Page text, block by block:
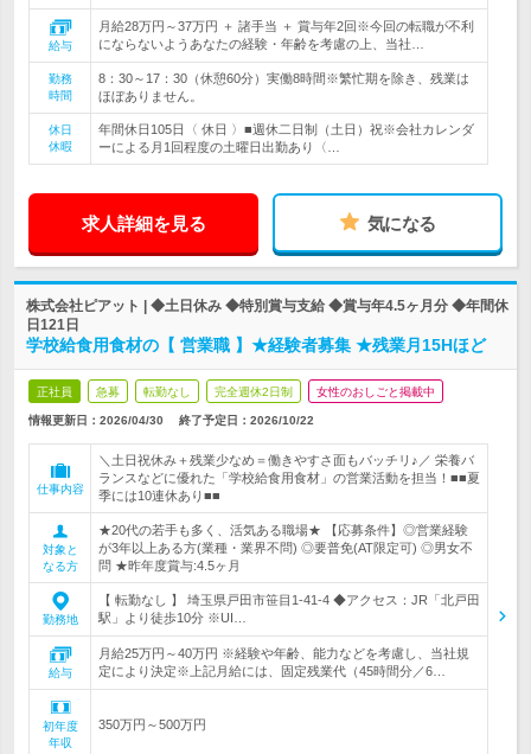
給与
月給28万円～37万円 ＋ 諸手当 ＋ 賞与年2回※今回の転職が不利
にならないようあなたの経験・年齢を考慮の上、当社…
勤務
時間
8：30～17：30（休憩60分）実働8時間※繁忙期を除き、残業は
ほぼありません。
休日
休暇
年間休日105日〈 休日 〉■週休二日制（土日）祝※会社カレンダ
ーによる月1回程度の土曜日出勤あり〈…
求人詳細を見る 気になる
株式会社ピアット | ◆土日休み ◆特別賞与支給 ◆賞与年4.5ヶ月分 ◆年間休
日121日
学校給食用食材の【 営業職 】★経験者募集 ★残業月15Hほど
正社員 急募 転勤なし 完全週休2日制 女性のおしごと掲載中
情報更新日：2026/04/30 終了予定日： 2026/10/22
仕事内容
＼土日祝休み＋残業少なめ＝働きやすさ面もバッチリ♪／ 栄養バ
ランスなどに優れた「学校給食用食材」の営業活動を担当！■■夏
季には10連休あり■■
対象と
なる方
★20代の若手も多く、活気ある職場★ 【応募条件】◎営業経験
が3年以上ある方(業種・業界不問) ◎要普免(AT限定可) ◎男女不
問 ★昨年度賞与:4.5ヶ月
勤務地
【 転勤なし 】 埼玉県戸田市笹目1-41-4 ◆アクセス：JR「北戸田
駅」より徒歩10分 ※UI…
給与
月給25万円～40万円 ※経験や年齢、能力などを考慮し、当社規
定により決定※上記月給には、固定残業代（45時間分／6…
初年度
年収
350万円～500万円